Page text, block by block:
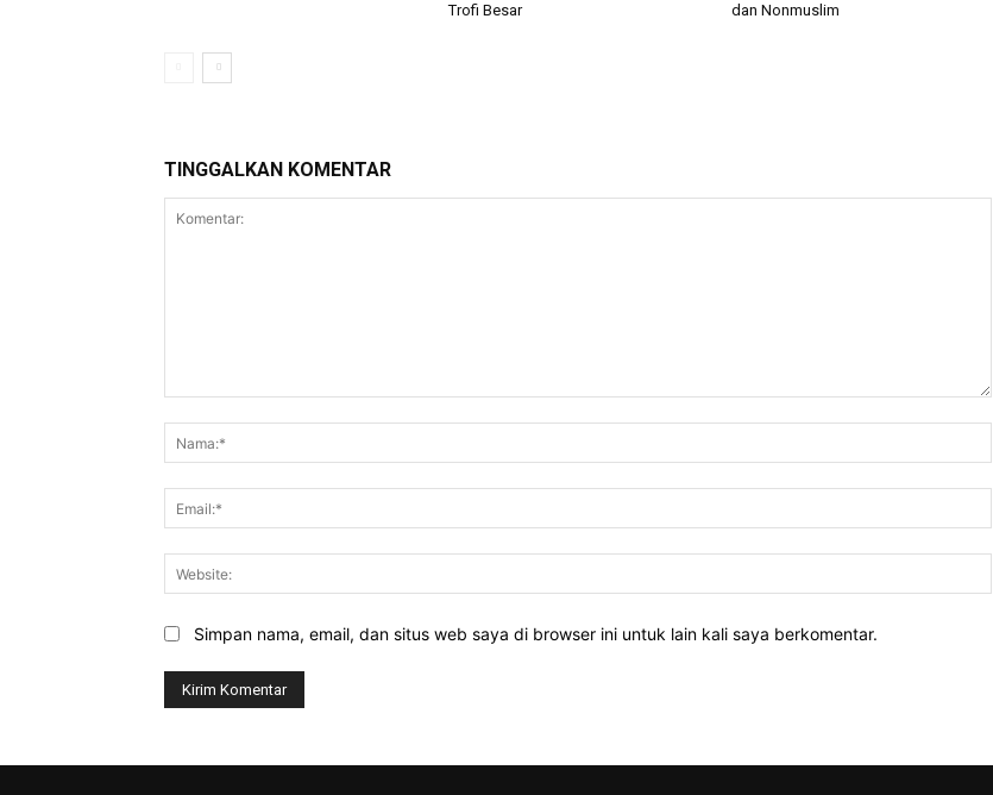
Trofi Besar
dan Nonmuslim
TINGGALKAN KOMENTAR
Simpan nama, email, dan situs web saya di browser ini untuk lain kali saya berkomentar.